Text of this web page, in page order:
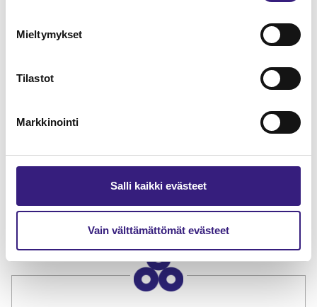
Mieltymykset
Tilastot
Markkinointi
Salli kaikki evästeet
Vain välttämättömät evästeet
Tilaa Tilisanomien
lukuoikeus